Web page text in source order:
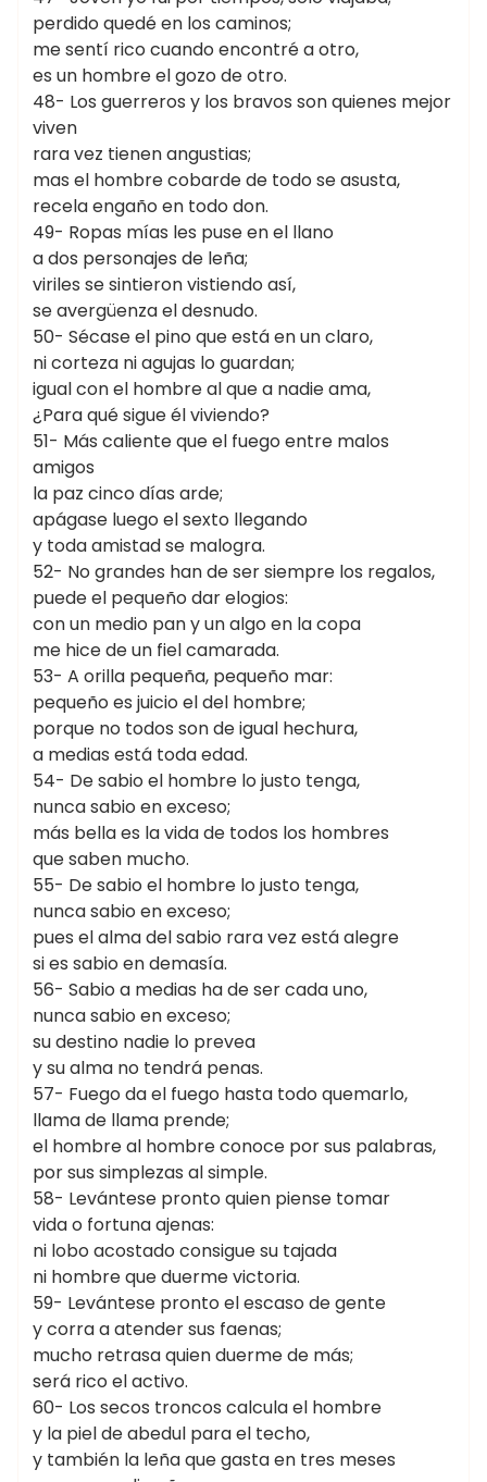
perdido quedé en los caminos;
me sentí rico cuando encontré a otro,
es un hombre el gozo de otro.
48- Los guerreros y los bravos son quienes mejor
viven
rara vez tienen angustias;
mas el hombre cobarde de todo se asusta,
recela engaño en todo don.
49- Ropas mías les puse en el llano
a dos personajes de leña;
viriles se sintieron vistiendo así,
se avergüenza el desnudo.
50- Sécase el pino que está en un claro,
ni corteza ni agujas lo guardan;
igual con el hombre al que a nadie ama,
¿Para qué sigue él viviendo?
51- Más caliente que el fuego entre malos
amigos
la paz cinco días arde;
apágase luego el sexto llegando
y toda amistad se malogra.
52- No grandes han de ser siempre los regalos,
puede el pequeño dar elogios:
con un medio pan y un algo en la copa
me hice de un fiel camarada.
53- A orilla pequeña, pequeño mar:
pequeño es juicio el del hombre;
porque no todos son de igual hechura,
a medias está toda edad.
54- De sabio el hombre lo justo tenga,
nunca sabio en exceso;
más bella es la vida de todos los hombres
que saben mucho.
55- De sabio el hombre lo justo tenga,
nunca sabio en exceso;
pues el alma del sabio rara vez está alegre
si es sabio en demasía.
56- Sabio a medias ha de ser cada uno,
nunca sabio en exceso;
su destino nadie lo prevea
y su alma no tendrá penas.
57- Fuego da el fuego hasta todo quemarlo,
llama de llama prende;
el hombre al hombre conoce por sus palabras,
por sus simplezas al simple.
58- Levántese pronto quien piense tomar
vida o fortuna ajenas:
ni lobo acostado consigue su tajada
ni hombre que duerme victoria.
59- Levántese pronto el escaso de gente
y corra a atender sus faenas;
mucho retrasa quien duerme de más;
será rico el activo.
60- Los secos troncos calcula el hombre
y la piel de abedul para el techo,
y también la leña que gasta en tres meses